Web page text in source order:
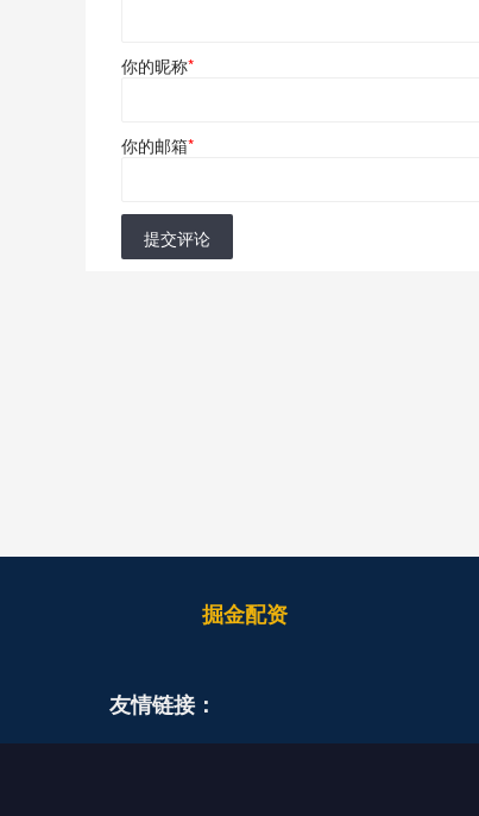
你的昵称*
你的邮箱*
提交评论
掘金配资
友情链接：